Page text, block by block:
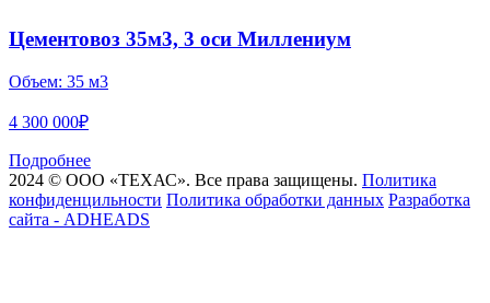
Цементовоз 35м3, 3 оси Миллениум
Объем: 35 м3
4 300 000₽
Подробнее
2024 © ООО «ТЕХАС». Все права защищены. Политика
конфиденцильности Политика обработки данных Разработка
сайта - ADHEADS